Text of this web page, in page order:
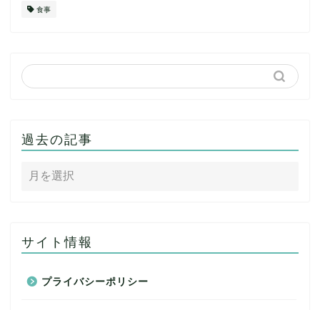
食事
過去の記事
サイト情報
プライバシーポリシー